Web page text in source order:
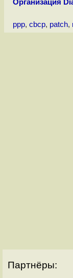
Организация
ppp, cbcp, patch,
Партнёры: